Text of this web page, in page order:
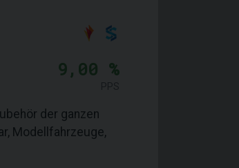
9,00 %
der ganzen
Modellfahrzeuge,